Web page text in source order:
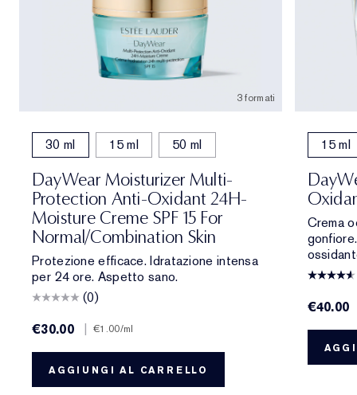
3 formati
30 ml 15 ml 50 ml
DayWear Moisturizer Multi-
Protection Anti-Oxidant 24H-
Moisture Creme SPF 15 For
Normal/Combination Skin
Protezione efficace. Idratazione intensa
per 24 ore. Aspetto sano.
(0)
€30.00
| €1.00/ml
AGGIUNGI AL CARRELLO
15 ml
Crema
€40.00